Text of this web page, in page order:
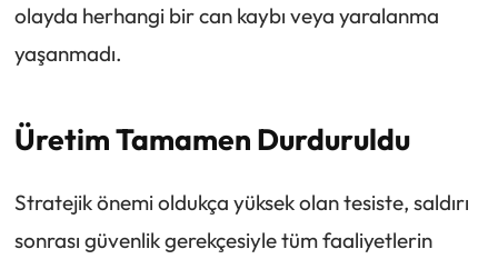
olayda herhangi bircan kaybı veya yaralanma
yaşanmadı.
Üretim Tamamen Durduruldu
Stratejik önemi oldukça yüksek olan tesiste, saldırı
sonrası güvenlik gerekçesiyle tüm faaliyetlerin